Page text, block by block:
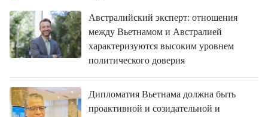
Австралийский эксперт: отношения
между Вьетнамом и Австралией
характеризуются высоким уровнем
политического доверия
Дипломатия Вьетнама должна быть
проактивной и созидательной и